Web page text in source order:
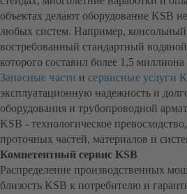
объектах делают оборудование KSB
любых систем. Например,
востребованный стандартный
которого составил более 1,5
Запасные части исервисные услуги
эксплуатационную надежность и
оборудования и трубопроводной
KSB - технологическое
проточных частей, материалов и
Компетентный сервис KSB
Распределение производственных
близость KSB к потребителю и